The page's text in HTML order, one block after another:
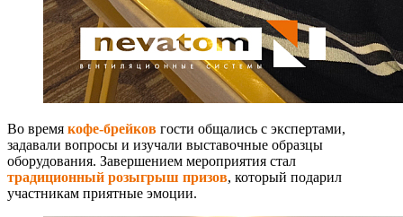
Во время кофе-брейков гости общались с экспертами,
задавали вопросы и изучали выставочные образцы
оборудования. Завершением мероприятия стал
традиционный розыгрыш призов, который подарил
участникам приятные эмоции.